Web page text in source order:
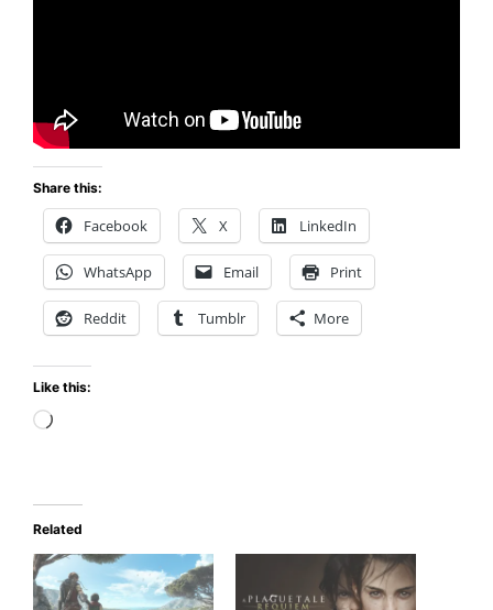
Share this:
Facebook X LinkedIn
WhatsApp Email Print
Reddit Tumblr More
Like this:
Loading…
Related